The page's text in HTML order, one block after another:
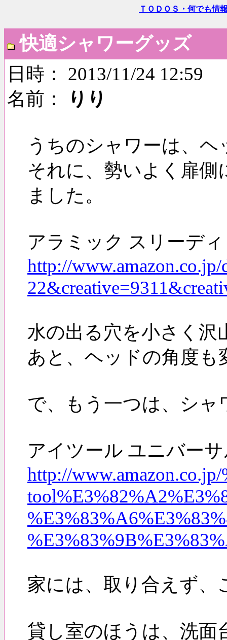
ＴＯＤＯＳ・何でも情
快適シャワーグッズ
日時： 2013/11/24 12:59
名前：
りり
うちのシャワーは、
それに、勢いよく扉
ました。
アラミック スリーデ
http://
水の出る穴を小さく沢
あと、ヘッドの角度
で、もう一つは、シ
アイツール ユニバー
http://
家には、取り合えず
貸し室のほうは、洗